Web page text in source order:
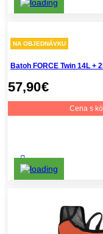
NA OBJEDNÁVKU
Batoh FORCE Twin 14L +
57,90€
Cena s